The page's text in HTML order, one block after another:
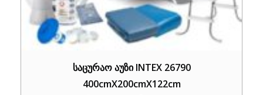
საცურაო აუზი INTEX 26790
400cmX200cmX122cm